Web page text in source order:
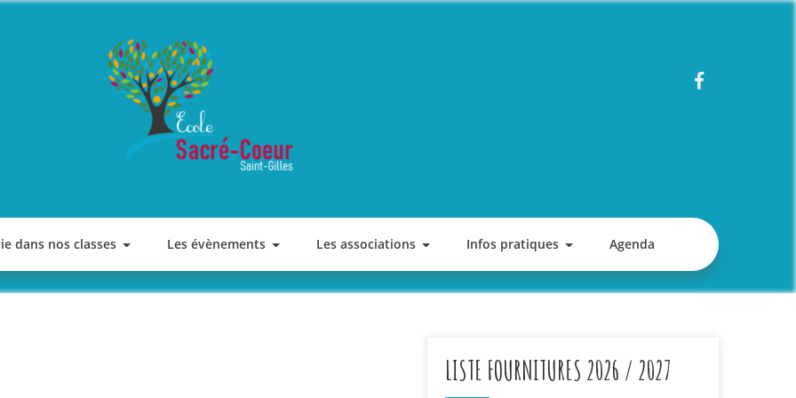
ECOLE SACRE COEUR
dans nos classes Les évènements Les associations Infos pratiques Agenda
LISTE FOURNITURES 2026 / 2027